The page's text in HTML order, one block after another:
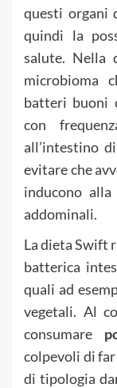
questi organi
quindi la
salute. Nella
microbioma
batteri buoni
con
all’intestino
evitare che
inducono
addominali.
La dieta Swift
batterica
quali ad
vegetali. Al
consumare
colpevoli di
di tipologia